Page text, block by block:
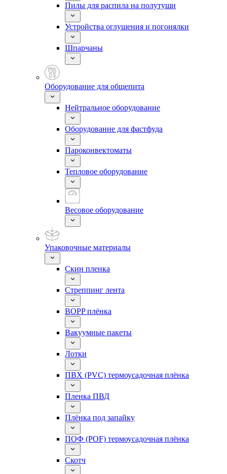
Пилы для распила на полутуши
Устройства оглушения и погонялки
Шпарчаны
Оборудование для общепита
Нейтральное оборудование
Оборудование для фастфуда
Пароконвектоматы
Тепловое оборудование
Весовое оборудование
Упаковочные материалы
Скин пленка
Стреппинг лента
BOPP плёнка
Вакуумные пакеты
Лотки
ПВХ (PVC) термоусадочная плёнка
Пленка ПВД
Плёнка под запайку
ПОФ (POF) термоусадочная плёнка
Скотч